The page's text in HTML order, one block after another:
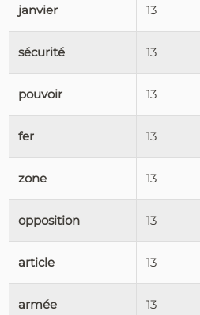
janvier 13
sécurité 13
pouvoir 13
fer 13
zone 13
opposition 13
article 13
armée 13